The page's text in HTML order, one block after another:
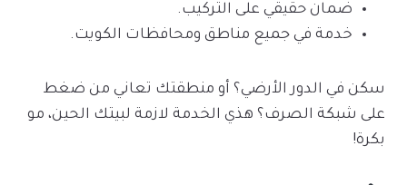
ضمان حقيقي على التركيب.
خدمة في جميع مناطق ومحافظات الكويت.
سكن في الدور الأرضي؟ أو منطقتك تعاني من ضغط
على شبكة الصرف؟ هذي الخدمة لازمة لبيتك الحين، مو
بكرة!